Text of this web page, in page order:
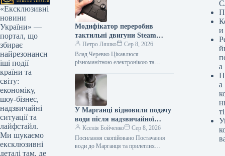
«Ексклюзивні
новини
України» —
портал, що
збирає
найрезонансн
іші події
країни та
світу:
економіку,
шоу-бізнес,
надзвичайні
ситуації та
лайфстайл.
Ми шукаємо
ексклюзивні
деталі там, де
Модифікатор переробив
тактильні двигуни Steam
Controller на стереодинаміки
Петро Ляшко
Сер 8, 2026
Влад Черевко Цікавлюся
різноманітною електронікою та
Регулярно слідкую за світовими
технологічними новинами і сам пишу
матеріали…
У Марганці відновили подачу
води після надзвичайної
ситуації
Ксенія Бойченко
Сер 8, 2026
Посилання скопійовано Постачання
води до Марганця та прилеглих
и
а
а
ті